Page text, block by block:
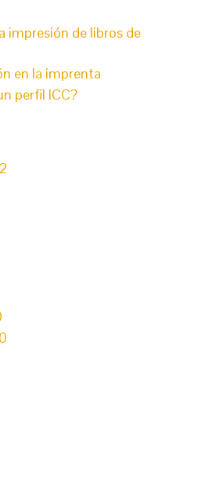
impresión de libros de
en la imprenta
perfil ICC?